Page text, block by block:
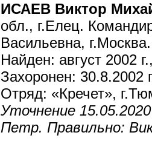
ИСАЕВ Виктор
обл., г.Елец.
Васильевна, г.Москва.
Найден: август 2002
Захоронен: 30.8.2002
Отряд: «Кречет»,
Уточнение
Петр. Правильно: